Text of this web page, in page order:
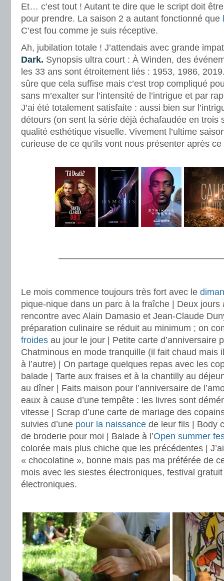
Et… c’est tout ! Autant te dire que le script doit
pour prendre. La saison 2 a autant fonctionné que
C’est fou comme je suis réceptive.
Ah, jubilation totale ! J’attendais avec grande
Dark. Synopsis ultra court : À Winden, des
les 33 ans sont étroitement liés : 1953, 1986,
sûre que cela suffise mais c’est trop compliqué
sans m’exalter sur l’intensité de l’intrigue et par
J’ai été totalement satisfaite : aussi bien sur
détours (on sent la série déjà échafaudée en trois
qualité esthétique visuelle. Vivement l’ultime
curieuse de ce qu’ils vont nous présenter après ce
Le mois commence toujours très fort avec le
pique-nique dans un parc à la fraîche | Deux jours
rencontre avec Alain Damasio et Jean-Claude
préparation culinaire se réduit au minimum ; on
froides au jour le jour | Petite carte d’anniversaire
Chatminous en mode tranquille (il fait chaud mais
à l’autre) | On partage quelques repas avec les
balade | Tarte aux fraises et à la chantilly au
au dîner | Faits maison pour l’anniversaire de
eaux à cause d’une tempête : les livres sont
vitesse | Scrap d’une carte de mariage des
suivies d’une pour la naissance de leur fils | Body
de broderie pour moi | Balade à l’Open summer
colorée mais plus chiche que les précédentes |
« chocolatine », bonne mais pas ma préférée de
mois avec les siestes électroniques, festival
électroniques.